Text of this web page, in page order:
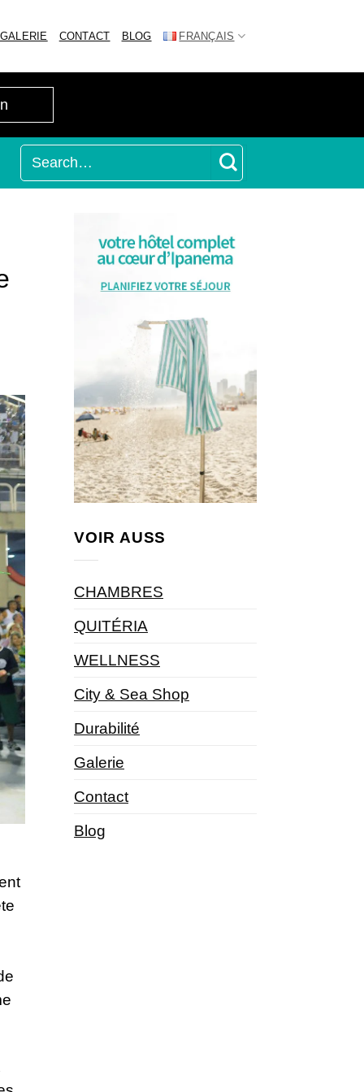
GALERIE CONTACT BLOG FRANÇAIS
VOIR AUSS
CHAMBRES
QUITÉRIA
WELLNESS
City & Sea Shop
Durabilité
Galerie
Contact
Blog